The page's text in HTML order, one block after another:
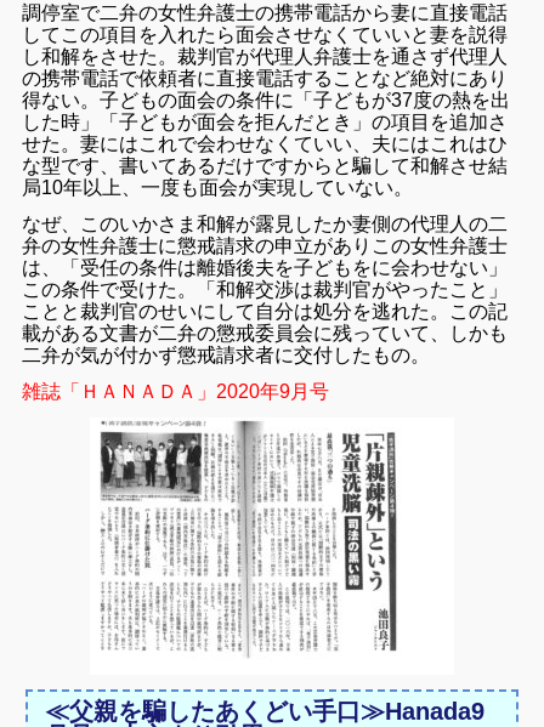
調停室で二弁の女性弁護士の携帯電話から妻に直接電話
してこの項目を入れたら面会させなくていいと妻を説得
し和解をさせた。裁判官が代理人弁護士を通さず代理人
の携帯電話で依頼者に直接電話することなど絶対にあり
得ない。子どもの面会の条件に「子どもが37度の熱を出
した時」「子どもが面会を拒んだとき」の項目を追加さ
せた。妻にはこれで会わせなくていい、夫にはこれはひ
な型です、書いてあるだけですからと騙して和解させ結
局10年以上、一度も面会が実現していない。
なぜ、このいかさま和解が露見したか妻側の代理人の二
弁の女性弁護士に懲戒請求の申立がありこの女性弁護士
は、「受任の条件は離婚後夫を子どもをに会わせない」
この条件で受けた。「和解交渉は裁判官がやったこと」
ことと裁判官のせいにして自分は処分を逃れた。この記
載がある文書が二弁の懲戒委員会に残っていて、しかも
二弁が気が付かず懲戒請求者に交付したもの。
雑誌「ＨＡＮＡＤＡ」2020年9月号
≪父親を騙したあくどい手口≫Hanada9